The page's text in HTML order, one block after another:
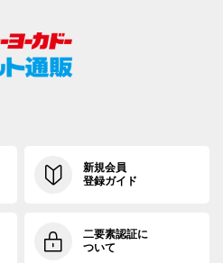
新規会員
登録ガイド
二要素認証に
ついて